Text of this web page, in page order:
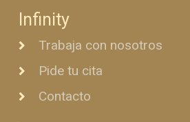
Infinity
Trabaja con nosotros
Pide tu cita
Contacto